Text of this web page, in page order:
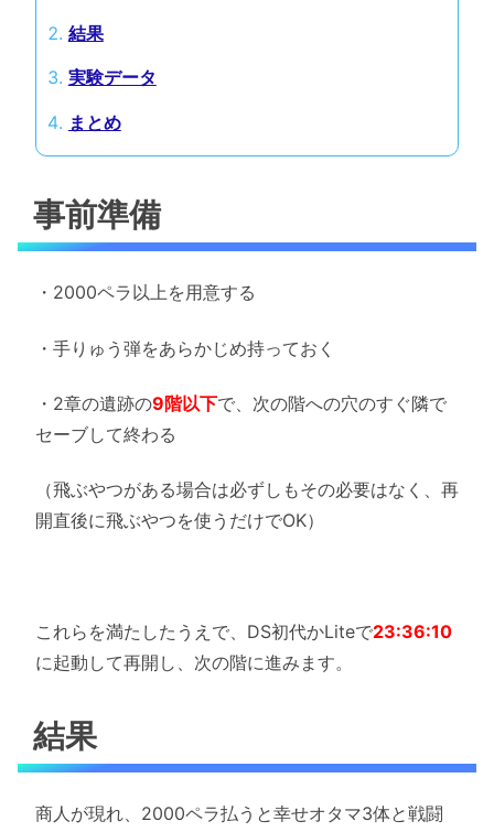
結果
実験データ
まとめ
事前準備
・2000ペラ以上を用意する
・手りゅう弾をあらかじめ持っておく
・2章の遺跡の9階以下で、次の階への穴のすぐ隣で
セーブして終わる
（飛ぶやつがある場合は必ずしもその必要はなく、再
開直後に飛ぶやつを使うだけでOK）
これらを満たしたうえで、DS初代かLiteで23:36:10
に起動して再開し、次の階に進みます。
結果
商人が現れ、2000ペラ払うと幸せオタマ3体と戦闘